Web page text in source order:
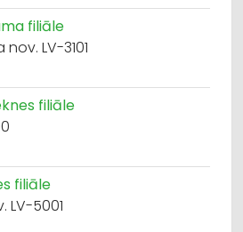
filiāle
LV-3101
filiāle
filiāle
LV-5001